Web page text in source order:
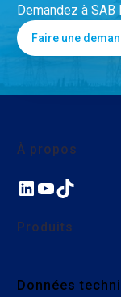
Demandez à
Faire une
À propos
À propos de SAB
Nos actions
LinkedIn
YouTube
TikTok
Produits
Câbles industriels
Données